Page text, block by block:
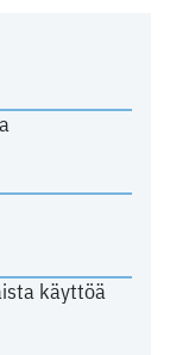
käyttöä